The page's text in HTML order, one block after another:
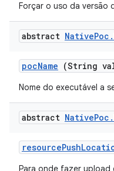
Forçar o uso da versão
abstract NativePoc .
pocName (String
Nome do executável a
abstract NativePoc .
resourcePush
Para onde fazer upload